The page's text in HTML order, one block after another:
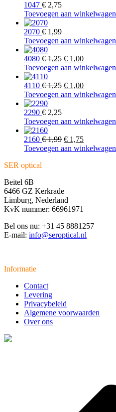
1047 € 2,75
Toevoegen aan winkelwagen
2070 € 1,99
Toevoegen aan winkelwagen
4080 €1,25 Oorspronkelijke
prijs
€ 1,25.
€ 1,00Huidige
prijs
€ 1,00.
Toevoegen aan winkelwagen
4110 €1,25 Oorspronkelijke
prijs
€ 1,00Huidige
prijs
Toevoegen aan winkelwagen
2290 € 2,25
Toevoegen aan winkelwagen
2160 €1,99 Oorspronkelijke
prijs
€ 1,75Huidige
prijs
Toevoegen aan winkelwagen
SER optical
Beitel 6B
6466 GZ Kerkrade
Limburg, Nederland
KvK nummer: 66961971
Bel ons nu: +31 45 8881257
E-mail: info@seroptical.nl
Informatie
Contact
Levering
Privacybeleid
Algemene voorwaarden
Over ons